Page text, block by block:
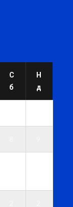
С
б
Н
д